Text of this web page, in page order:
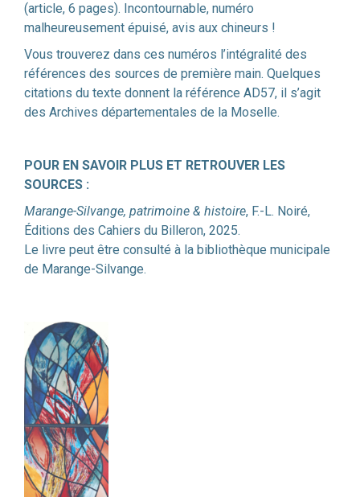
(article, 6 pages). Incontournable, numéro
malheureusement épuisé, avis aux chineurs !
Vous trouverez dans ces numéros l’intégralité des
références des sources de première main. Quelques
citations du texte donnent la référence AD57, il s’agit
des Archives départementales de la Moselle.
POUR EN SAVOIR PLUS ET RETROUVER LES
SOURCES :
Marange-Silvange, patrimoine & histoire, F.-L. Noiré,
Éditions des Cahiers du Billeron, 2025.
Le livre peut être consulté à la bibliothèque municipale
de Marange-Silvange.